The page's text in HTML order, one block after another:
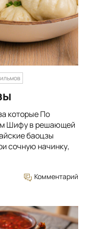
которые По
Шифу в решающей
баоцзы
сочную начинку,
Комментарий